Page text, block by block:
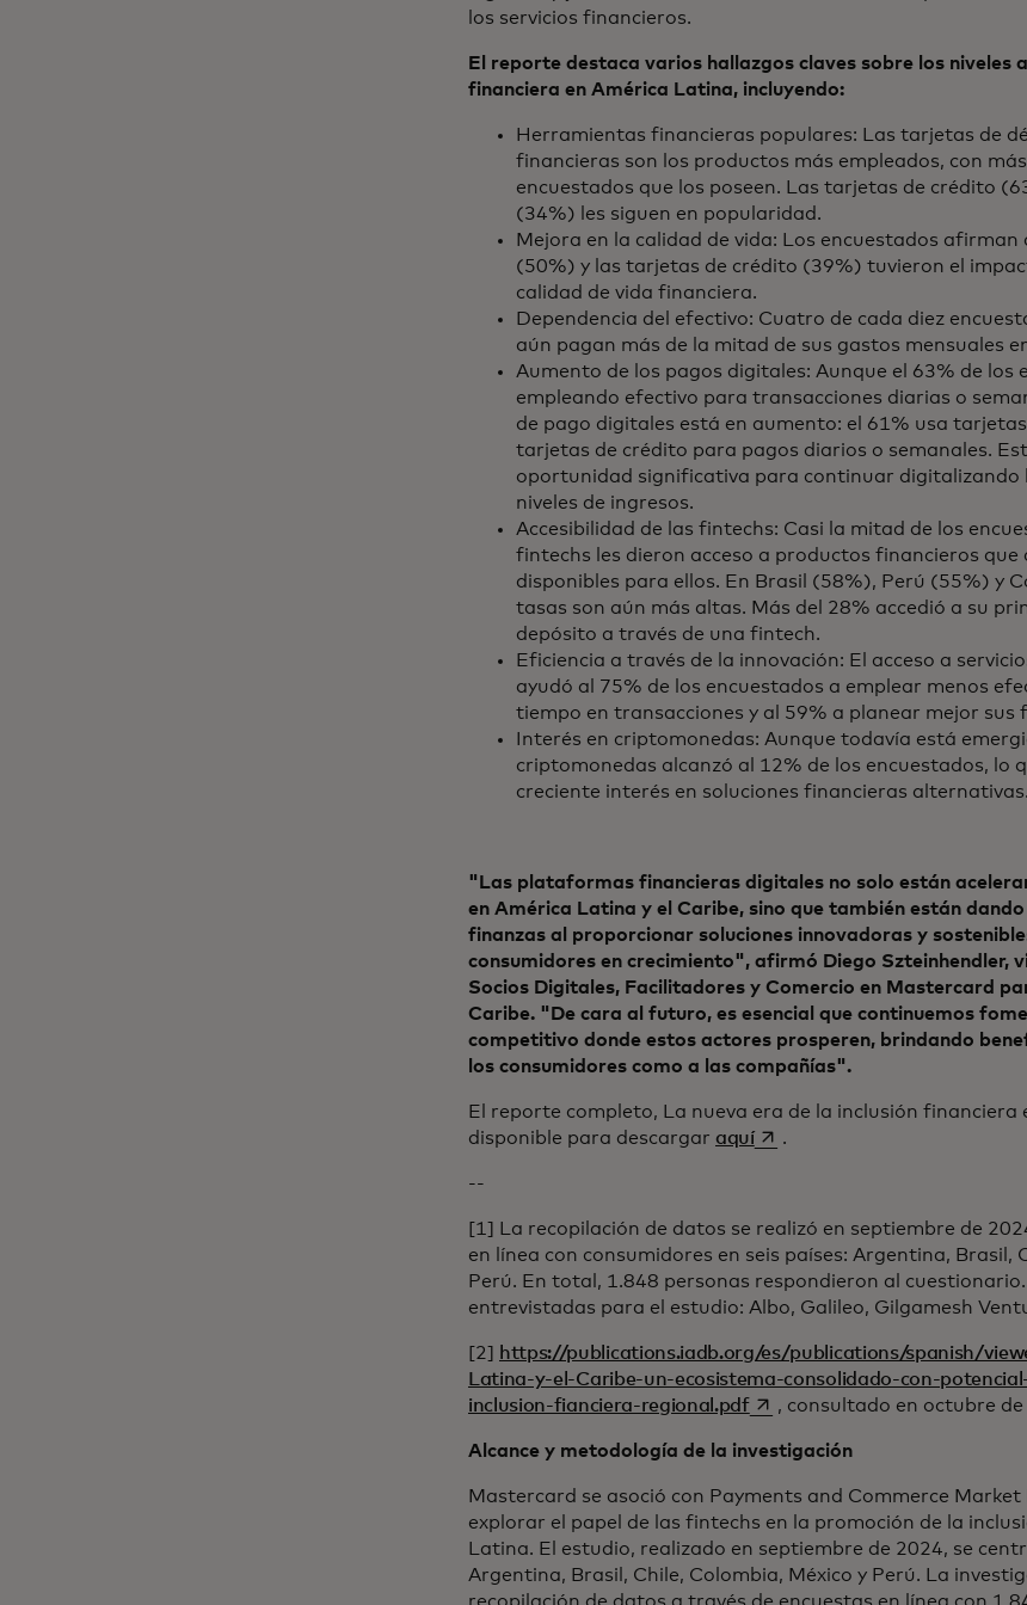
los servicios financieros.
El reporte destaca varios hallazgos claves sobre los niveles
financiera en América Latina, incluyendo:
Herramientas financieras populares: Las tarjetas de
financieras son los productos más empleados, con
encuestados que los poseen. Las tarjetas de crédito
(34%) les siguen en popularidad.
Mejora en la calidad de vida: Los encuestados
(50%) y las tarjetas de crédito (39%) tuvieron el
calidad de vida financiera.
Dependencia del efectivo: Cuatro de cada diez
aún pagan más de la mitad de sus gastos mensuales
Aumento de los pagos digitales: Aunque el 63% de los
empleando efectivo para transacciones diarias o
de pago digitales está en aumento: el 61% usa
tarjetas de crédito para pagos diarios o semanales.
oportunidad significativa para continuar digitalizando
niveles de ingresos.
Accesibilidad de las fintechs: Casi la mitad de los
fintechs les dieron acceso a productos financieros que
disponibles para ellos. En Brasil (58%), Perú (55%) y
tasas son aún más altas. Más del 28% accedió a su
depósito a través de una fintech.
Eficiencia a través de la innovación: El acceso a
ayudó al 75% de los encuestados a emplear menos
tiempo en transacciones y al 59% a planear mejor sus
Interés en criptomonedas: Aunque todavía está
criptomonedas alcanzó al 12% de los encuestados, lo
creciente interés en soluciones financieras alternativas.
"Las plataformas financieras digitales no solo están
en América Latina y el Caribe, sino que también están
finanzas al proporcionar soluciones innovadoras y
consumidores en crecimiento", afirmó Diego Szteinhendler,
Socios Digitales, Facilitadores y Comercio en Mastercard
Caribe. "De cara al futuro, es esencial que continuemos
competitivo donde estos actores prosperen, brindando
los consumidores como a las compañías".
El reporte completo, La nueva era de la inclusión financiera
disponible para descargar aquíse abre en una pestaña nueva
.
--
[1] La recopilación de datos se realizó en septiembre de
en línea con consumidores en seis países: Argentina, Brasil,
Perú. En total, 1.848 personas respondieron al
entrevistadas para el estudio: Albo, Galileo, Gilgamesh
[2]
https://publications.iadb.org/es/publications/spanish/
Latina-y-el-Caribe-un-ecosistema-consolidado-con-
inclusion-fianciera-regional.pdfse abre en una pestaña nueva
, consultado en octubre de
Alcance y metodología de la investigación
Mastercard se asoció con Payments and Commerce
explorar el papel de las fintechs en la promoción de la
Latina. El estudio, realizado en septiembre de 2024, se
Argentina, Brasil, Chile, Colombia, México y Perú. La